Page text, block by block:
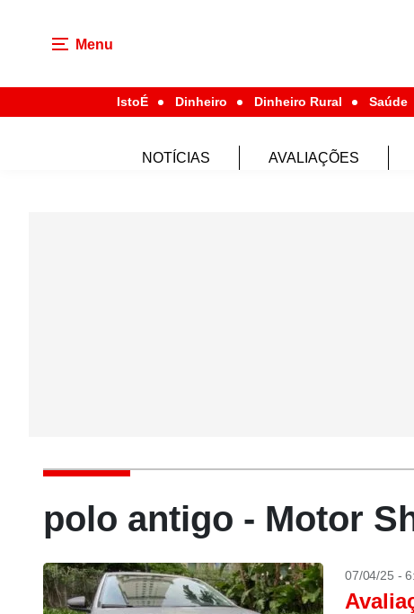
Menu
IstoÉ Dinheiro Dinheiro Rural Saúde
NOTÍCIAS AVALIAÇÕES
polo antigo - Motor
07/04/25 -